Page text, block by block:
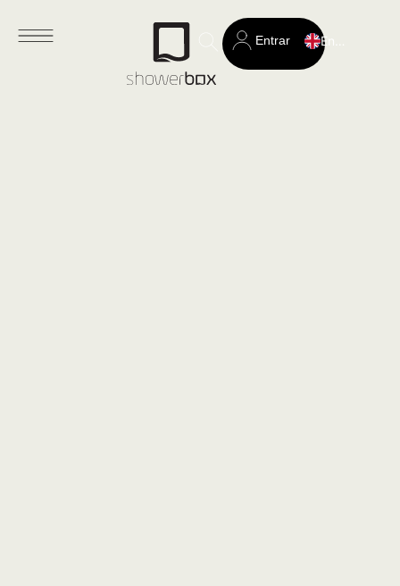
Search
for:
Entrar